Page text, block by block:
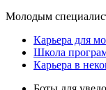
Молодым
Карьера для
Школа
Карьера в